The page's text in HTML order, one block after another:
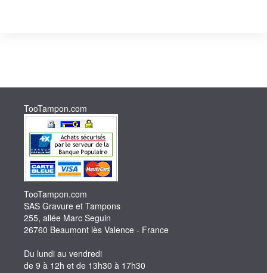
TooTampon.com
TooTampon.com
SAS Gravure et Tampons
255, allée Marc Seguin
26760 Beaumont lès Valence - France
Du lundi au vendredi
de 9 à 12h et de 13h30 à 17h30